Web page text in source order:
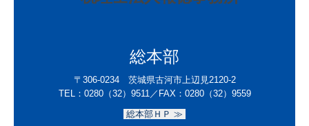
総本部
〒306-0234 茨城県古河市上辺見2120-2
TEL： 0280（32）9511／ FAX：0280（32）9559
総本部ＨＰ ≫